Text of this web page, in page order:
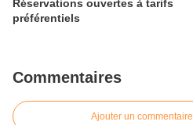
Réservations ouvertes à tarifs
préférentiels
Commentaires
Ajouter un commentaire